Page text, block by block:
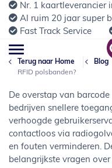
Nr. 1 kaartleverancier
Al ruim 20 jaar super
Fast Track Service
Terug naar Home Blog
RFID polsbanden?
De overstap van
bedrijven snellere
verhoogde
contactloos via
en fouten verminderen.
belangrijkste vragen